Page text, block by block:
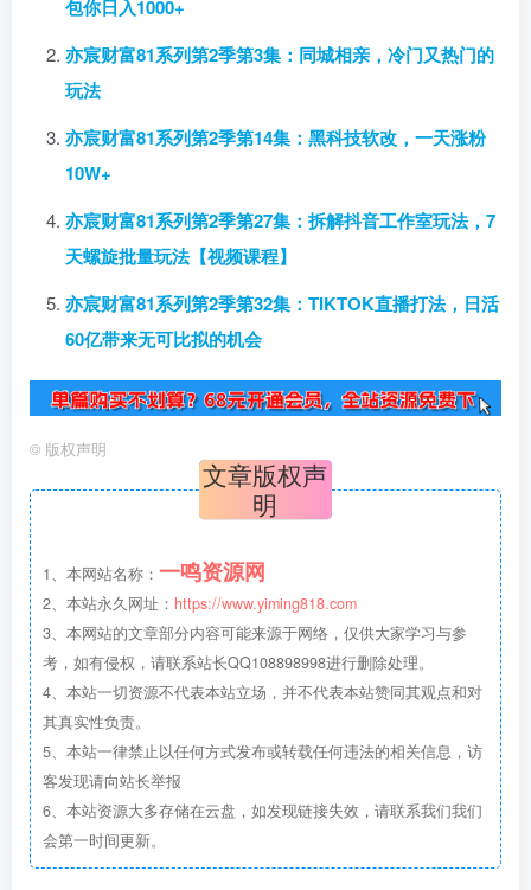
包你日入1000+
亦宸财富81系列第2季第3集：同城相亲，冷门又热门的
玩法
亦宸财富81系列第2季第14集：黑科技软改，一天涨粉
10W+
亦宸财富81系列第2季第27集：拆解抖音工作室玩法，7
天螺旋批量玩法【视频课程】
亦宸财富81系列第2季第32集：TIKTOK直播打法，日活
60亿带来无可比拟的机会
© 版权声明
文章版权声
明
1、本网站名称： 一鸣资源网
2、本站永久网址： https://www.yiming818.com
3、本网站的文章部分内容可能来源于网络，仅供大家学习与参
考，如有侵权，请联系站长QQ108898998进行删除处理。
4、本站一切资源不代表本站立场，并不代表本站赞同其观点和对
其真实性负责。
5、本站一律禁止以任何方式发布或转载任何违法的相关信息，访
客发现请向站长举报
6、本站资源大多存储在云盘，如发现链接失效，请联系我们我们
会第一时间更新。